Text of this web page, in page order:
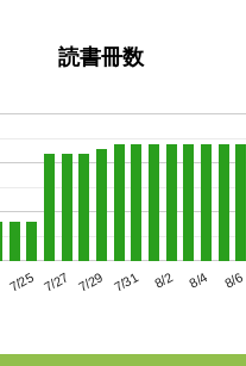
読書冊数
7/25 7/27 7/29 7/31 8/2 8/4 8/6